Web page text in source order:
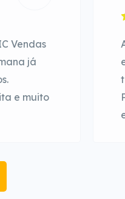
Vendas
já
e muito